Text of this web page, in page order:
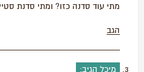
מתי עוד סדנה כזו? ומתי סדנת
הגב
מיכל הגיב: